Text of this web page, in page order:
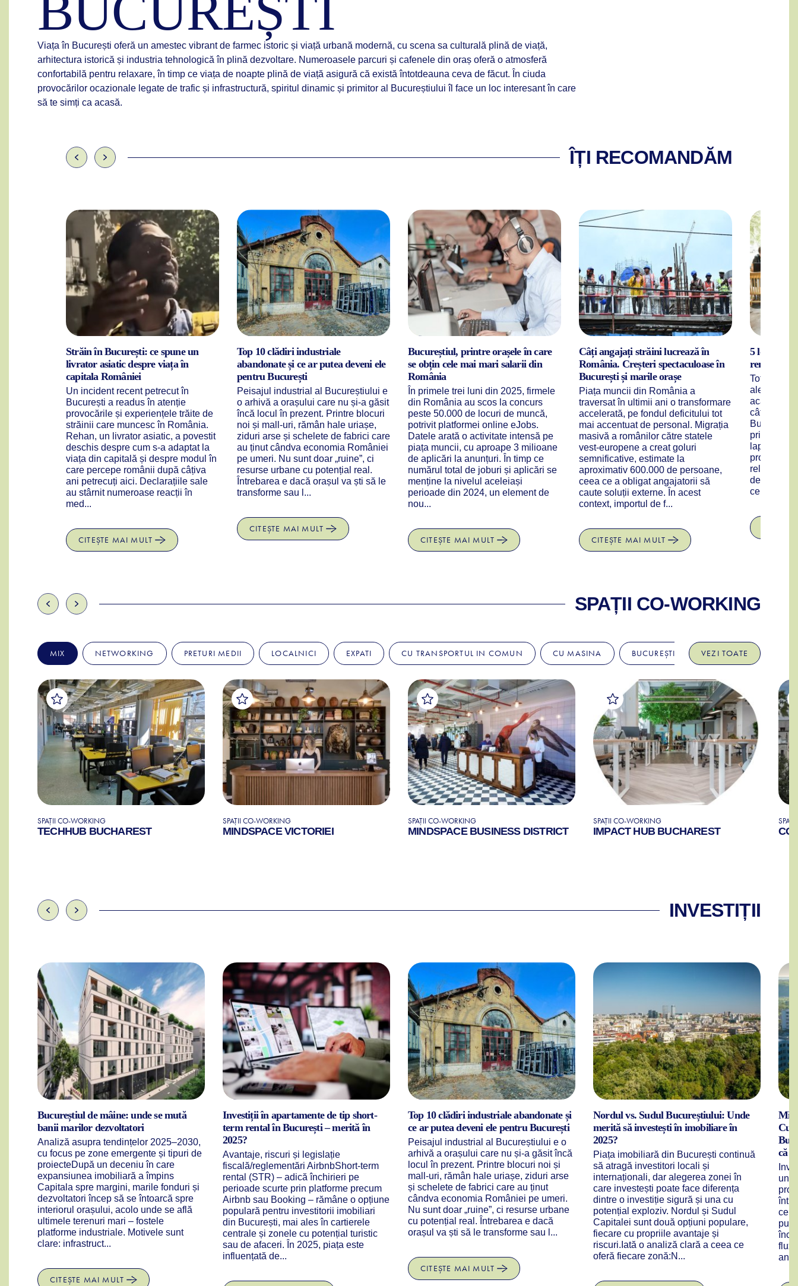
Viața în București oferă un amestec vibrant de farmec istoric și viață urbană modernă, cu scena sa culturală plină de viață,
arhitectura istorică și industria tehnologică în plină dezvoltare. Numeroasele parcuri și cafenele din oraș oferă o atmosferă
confortabilă pentru relaxare, în timp ce viața de noapte plină de viață asigură că există întotdeauna ceva de făcut. În ciuda
provocărilor ocazionale legate de trafic și infrastructură, spiritul dinamic și primitor al Bucureștiului îl face un loc interesant în care
să te simți ca acasă.
ÎȚI RECOMANDĂM
Străin în București: ce spune un
livrator asiatic despre viața în
capitala României
Un incident recent petrecut în
București a readus în atenție
provocările și experiențele trăite de
străinii care muncesc în România.
Rehan, un livrator asiatic, a povestit
deschis despre cum s-a adaptat la
viața din capitală și despre modul în
care percepe românii după câțiva
ani petrecuți aici. Declarațiile sale
au stârnit numeroase reacții în
med...
CITEȘTE MAI MULT
Top 10 clădiri industriale
abandonate și ce ar putea deveni ele
pentru București
Peisajul industrial al Bucureștiului e
o arhivă a orașului care nu și-a găsit
încă locul în prezent. Printre blocuri
noi și mall-uri, rămân hale uriașe,
ziduri arse și schelete de fabrici care
au ținut cândva economia României
pe umeri. Nu sunt doar „ruine”, ci
resurse urbane cu potențial real.
Întrebarea e dacă orașul va ști să le
transforme sau l...
CITEȘTE MAI MULT
Bucureștiul, printre orașele în care
se obțin cele mai mari salarii din
România
În primele trei luni din 2025, firmele
din România au scos la concurs
peste 50.000 de locuri de muncă,
potrivit platformei online eJobs.
Datele arată o activitate intensă pe
piața muncii, cu aproape 3 milioane
de aplicări la anunțuri. În timp ce
numărul total de joburi și aplicări se
menține la nivelul aceleiași
perioade din 2024, un element de
nou...
CITEȘTE MAI MULT
Câți angajați străini lucrează în
România. Creșteri spectaculoase în
București și marile orașe
Piața muncii din România a
traversat în ultimii ani o transformare
accelerată, pe fondul deficitului tot
mai accentuat de personal. Migrația
masivă a românilor către statele
vest-europene a creat goluri
semnificative, estimate la
aproximativ 600.000 de persoane,
ceea ce a obligat angajatorii să
caute soluții externe. În acest
context, importul de f...
CITEȘTE MAI MULT
5 locuri în
remote
Tot mai
aleg să
acasă și
câteva ore
laptopul și
relaxantă,
de calitate.
cele mai
SPAȚII CO-WORKING
MIX NETWORKING PRETURI MEDII LOCALNICI EXPATI CU TRANSPORTUL IN COMUN CU MASINA BUCUREȘTI, O PRIVIRE RAPIDĂ
VEZI TOATE
SPAȚII CO-WORKING
TECHHUB BUCHAREST
SPAȚII CO-WORKING
MINDSPACE VICTORIEI
SPAȚII CO-WORKING
MINDSPACE BUSINESS DISTRICT
SPAȚII CO-WORKING
IMPACT HUB BUCHAREST
INVESTIȚII
Bucureștiul de mâine: unde se mută
banii marilor dezvoltatori
Analiză asupra tendințelor 2025–2030,
cu focus pe zone emergente și tipuri de
proiecteDupă un deceniu în care
expansiunea imobiliară a împins
Capitala spre margini, marile fonduri și
dezvoltatori încep să se întoarcă spre
interiorul orașului, acolo unde se află
ultimele terenuri mari – fostele
platforme industriale. Motivele sunt
clare: infrastruct...
CITEȘTE MAI MULT
Investiții în apartamente de tip short-
term rental în București – merită în
2025?
Avantaje, riscuri și legislație
fiscală/reglementări AirbnbShort-term
rental (STR) – adică închirieri pe
perioade scurte prin platforme precum
Airbnb sau Booking – rămâne o opțiune
populară pentru investitorii imobiliari
din București, mai ales în cartierele
centrale și zonele cu potențial turistic
sau de afaceri. În 2025, piața este
influențată de...
Top 10 clădiri industriale abandonate și
ce ar putea deveni ele pentru București
Peisajul industrial al Bucureștiului e o
arhivă a orașului care nu și-a găsit încă
locul în prezent. Printre blocuri noi și
mall-uri, rămân hale uriașe, ziduri arse
și schelete de fabrici care au ținut
cândva economia României pe umeri.
Nu sunt doar „ruine”, ci resurse urbane
cu potențial real. Întrebarea e dacă
orașul va ști să le transforme sau l...
CITEȘTE MAI MULT
Nordul vs. Sudul Bucureștiului: Unde
merită să investești în imobiliare în
2025?
Piața imobiliară din București continuă
să atragă investitori locali și
internaționali, dar alegerea zonei în
care investești poate face diferența
dintre o investiție sigură și una cu
potențial exploziv. Nordul și Sudul
Capitalei sunt două opțiuni populare,
fiecare cu propriile avantaje și
riscuri.Iată o analiză clară a ceea ce
oferă fiecare zonă:N...
Mic
că
una
într-
încă
flux